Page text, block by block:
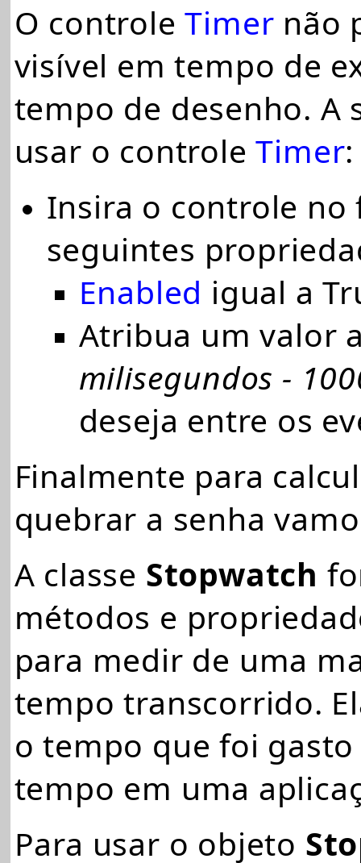
O controleTimer não
visível em tempo de
tempo de desenho. A
usar o controleTimer:
Insira o controle
seguintes
Enabled igual a
Atribua um valor
milisegundos -
deseja entre os
Finalmente para
quebrar a senha
A classe Stopwatch
métodos e
para medir de uma
tempo transcorrido.
o tempo que foi
tempo em uma
Para usar o objeto